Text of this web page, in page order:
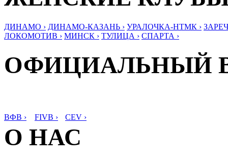
ДИНАМО › ДИНАМО-КАЗАНЬ › УРАЛОЧКА-НТМК ›
ЛОКОМОТИВ › МИНСК › ТУЛИЦА › СПАРТА ›
ОФИЦИАЛЬНЫЙ
ВФВ › FIVB › CEV ›
О НАС